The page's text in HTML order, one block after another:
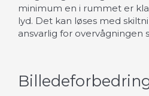
minimum en i rummet er
lyd. Det kan løses med
ansvarlig for overvågningen